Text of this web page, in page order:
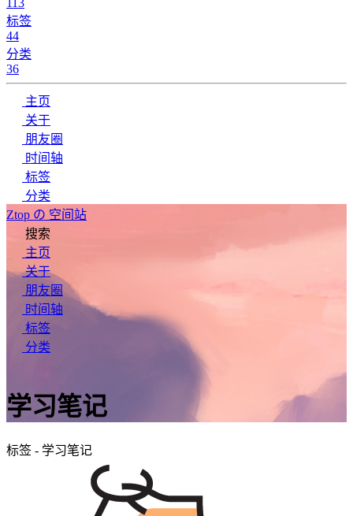
113
标签
44
分类
36
主页
关于
朋友圈
时间轴
标签
分类
Ztop の 空间站
搜索
主页
关于
朋友圈
时间轴
标签
分类
学习笔记
标签 - 学习笔记